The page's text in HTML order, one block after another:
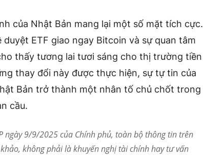
của Nhật Bản mang lại một số mặt tích cực.
ETF giao ngay Bitcoin và sự quan tâm
thấy tương lai tươi sáng cho thị trường tiền
thay đổi này được thực hiện, sự tự tin của
Bản trở thành một nhân tố chủ chốt trong
cầu.
ngày 9/9/2025 của Chính phủ, toàn bộ thông tin trên
không phải là khuyến nghị tài chính hay tư vấn